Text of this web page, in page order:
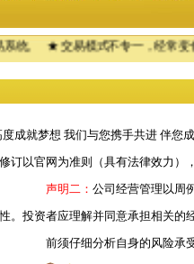
模式不专一，经常变化
成就梦想 我们与您携手共进 伴您
订以官网为准则（具有法律效力
声明二： 公司经营管理以周
。投资者应理解并同意承担相关
前须仔细分析自身的风险承